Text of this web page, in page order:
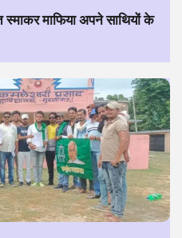
माफिया अपने साथियों के